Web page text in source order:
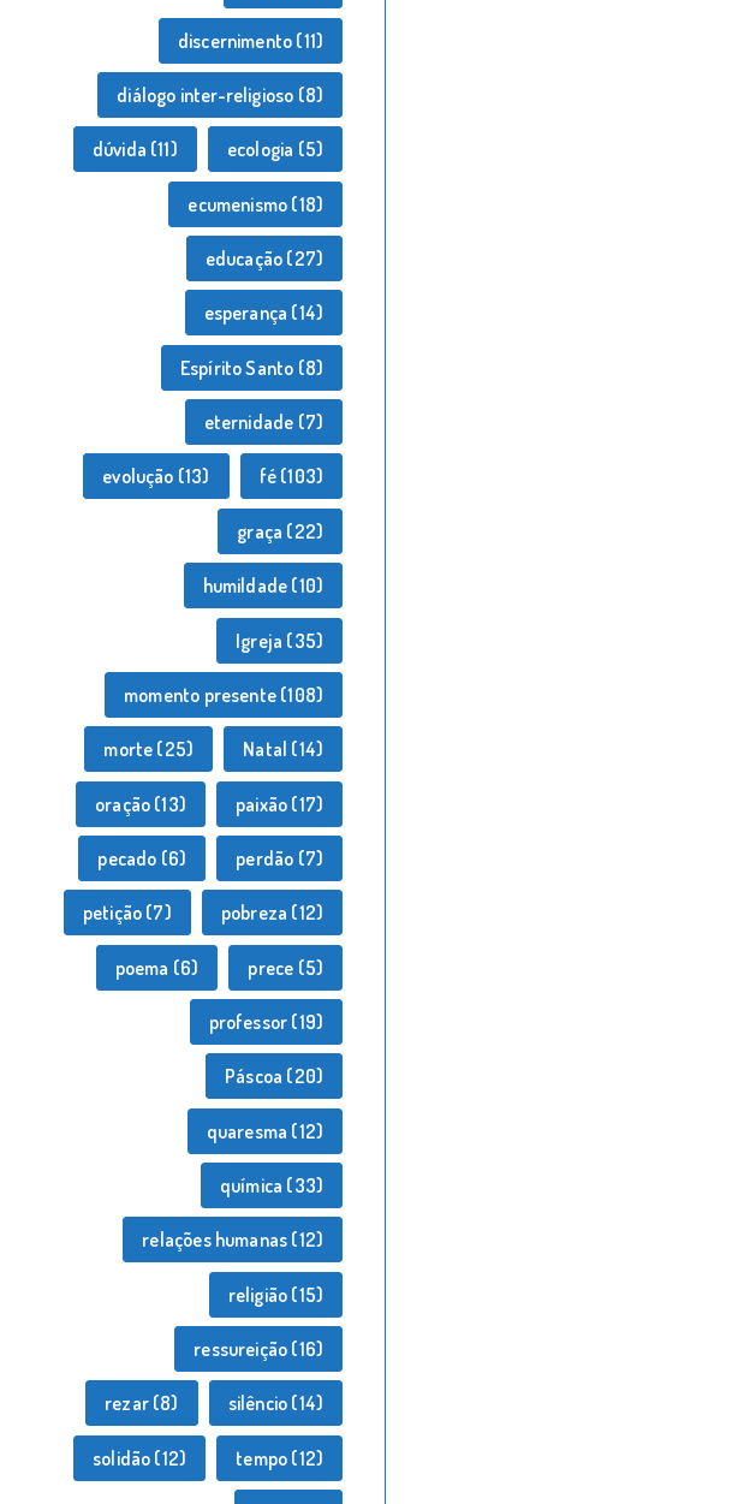
discernimento (11)
diálogo inter-religioso (8)
dúvida (11) ecologia (5)
ecumenismo (18)
educação (27)
esperança (14)
Espírito Santo (8)
eternidade (7)
evolução (13) fé (103)
graça (22)
humildade (10)
Igreja (35)
momento presente (108)
morte (25) Natal (14)
oração (13) paixão (17)
pecado (6) perdão (7)
petição (7) pobreza (12)
poema (6) prece (5)
professor (19)
Páscoa (20)
quaresma (12)
química (33)
relações humanas (12)
religião (15)
ressureição (16)
rezar(8) silêncio (14)
solidão (12) tempo (12)